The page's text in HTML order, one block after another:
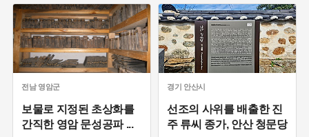
#경기도 마을이야기 #경상남도 마을이야기
#드라마 촬영지 #대전 마을이야기 #보성 가옥
#보성 가볼만한곳 #한옥마을 #한국의 민가정원
#나주 가옥 #곡성 가볼만한곳 #기제사
#종가음식 #울산 가볼만한곳
#경상북도 마을이야기
#경상북도 마을이야기 조선시대 종가
전남 영암군
보물로 지정된 초상화를
간직한 영암 문성공파 ...
경기 안산시
선조의 사위를 배출한 진
주 류씨 종가, 안산 청문당